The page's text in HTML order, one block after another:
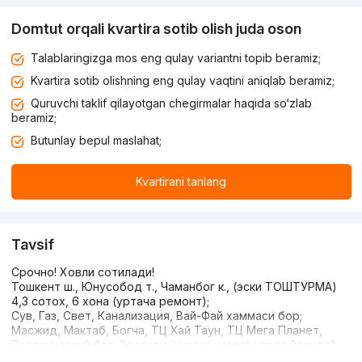
Domtut orqali kvartira sotib olish juda oson
Talablaringizga mos eng qulay variantni topib beramiz;
Kvartira sotib olishning eng qulay vaqtini aniqlab beramiz;
Quruvchi taklif qilayotgan chegirmalar haqida so‘zlab
beramiz;
Butunlay bepul maslahat;
Kvartirani tanlang
Tavsif
Срочно! Ховли сотилади!
Тошкент ш., Юнусобод т., Чаманбог к., (эски ТОШТУРМА)
4,3 сотох, 6 хона (уртача ремонт);
Сув, Газ, Свет, Канализация, Вай-Фай хаммаси бор;
Масжид, Мактаб, Богча, ТЦ Хай Таун, ТЦ Мега Планет,
Ботанический бог, Зоопарк (хуллас хамма нарса йонида);